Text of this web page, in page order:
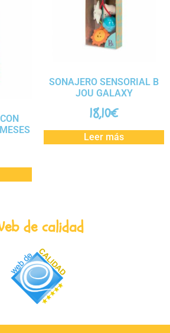
SONAJERO SENSORIAL B
JOU GALAXY
18,10€
Leer más
de calidad